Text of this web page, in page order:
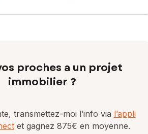
proches a un projet
immobilier ?
transmettez-moi l’info via l’appli
et gagnez 875€ en moyenne.